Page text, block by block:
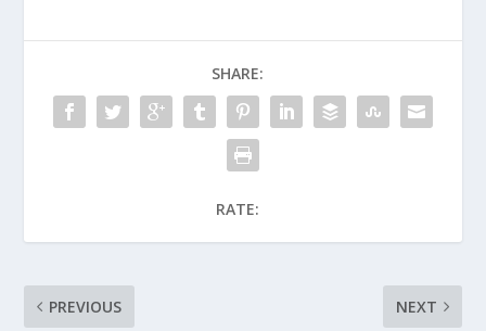
SHARE:
RATE:
PREVIOUS NEXT